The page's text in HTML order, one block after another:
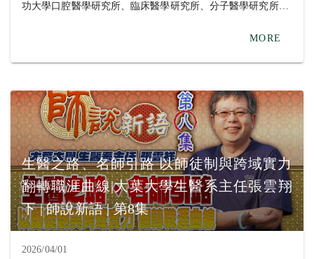
究。 小港高中畢業的戴庭誼同學感謝生醫系蔡孟?老師、學姐
研究所。她的專題「NRN1基因促進肺腺癌細胞惡化」研究發
以生物科技為核心，培育學生在生物醫學領域的專業能力與研
究實力。學生們參與實驗室專題研究，發展自我潛力，並以多
元實習與課程訓練為基礎，因此能在研究所考試脫穎而出。
功大學口腔醫學研究所、臨床醫學研究所、分子醫學研究所、
戴庭誼同學在蔡孟?老師指導下，同時錄取國立成功大學口腔
學臨床醫學研究所。 畢業於南投高中的周巧閔同學回顧學習
歷程時表示，大一從班導師劉淑瑛老師口中得知彰化基督教醫
院的實習機會，她本身對生物領域很感興趣，因此報名參加，
連續三個暑假都在血液腫瘤醫學研究室實驗，不但了解到醫學
中心的研究運作，更幫助她確立攻讀碩士班的目標。彰基實習
的經驗與劉淑瑛老師指導她做天然藥物對血癌細胞影響的專題
成果，都讓她在研究所考試受到肯定，她期望自己未來能將大
數據分析應用於臨床醫學研究，提升生物醫學領域的研究深
度。 同時錄取五個國立大學碩士班的盧又嘉同學，畢業於高
師的微生物基因體暨合成生物學實驗室後，她選擇跟生活有關
MORE
生醫之路、名師引路 以師徒制與跨域實力
翻轉職涯曲線|大葉大學生醫系主任張雲翔
下 | 師說新語 | 第8集
2026/04/01